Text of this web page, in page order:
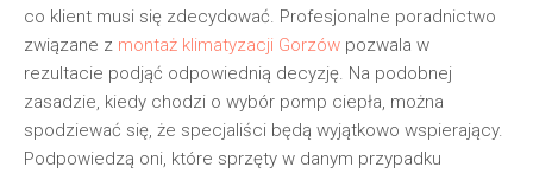
co klient musi się zdecydować. Profesjonalne poradnictwo
związane z montaż klimatyzacji Gorzów pozwala w
rezultacie podjąć odpowiednią decyzję. Na podobnej
zasadzie, kiedy chodzi o wybór pomp ciepła, można
spodziewać się, że specjaliści będą wyjątkowo wspierający.
Podpowiedzą oni, które sprzęty w danym przypadku